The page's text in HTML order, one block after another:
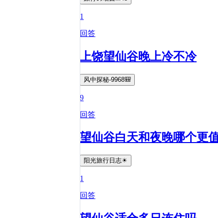
1
回答
上饶望仙谷晚上冷不冷
风中探秘-9968🎒
9
回答
望仙谷白天和夜晚哪个更
阳光旅行日志☀
1
回答